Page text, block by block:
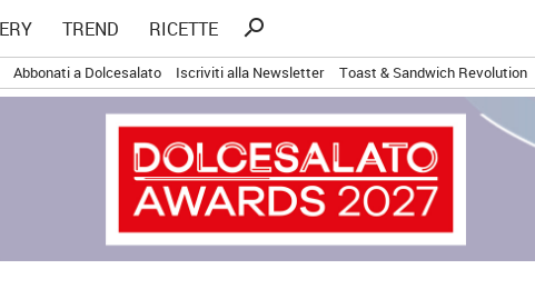
TREND RICETTE
Ricerca
search
Abbonati a Dolcesalato Iscriviti alla Newsletter Toast & Sandwich Revolution